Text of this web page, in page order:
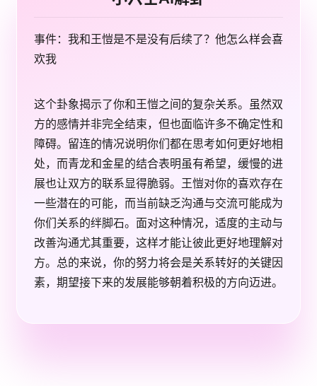
事件：我和王愷是不是没有后续了？他怎么样会喜
欢我
这个卦象揭示了你和王愷之间的复杂关系。虽然双
方的感情并非完全结束，但也面临许多不确定性和
障碍。留连的情况说明你们都在思考如何更好地相
处，而青龙和金星的结合表明虽有希望，缓慢的进
展也让双方的联系显得脆弱。王愷对你的喜欢存在
一些潜在的可能，而当前缺乏沟通与交流可能成为
你们关系的绊脚石。面对这种情况，适度的主动与
改善沟通尤其重要，这样才能让彼此更好地理解对
方。总的来说，你的努力将会是关系转好的关键因
素，期望接下来的发展能够朝着积极的方向迈进。